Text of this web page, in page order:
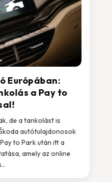
Európában:
a Pay to
de a tankolást is
autótulajdonosok
to Park után itt a
amely az online